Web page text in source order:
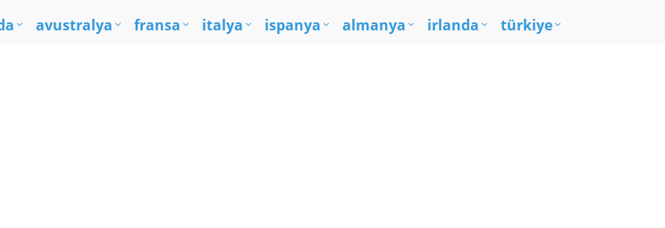
avustralya fransa italya ispanya almanya irlanda türkiye